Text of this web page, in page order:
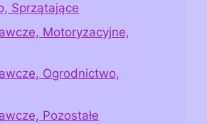
Sprzątające
Motoryzacyjne,
Ogrodnictwo,
Pozostałe